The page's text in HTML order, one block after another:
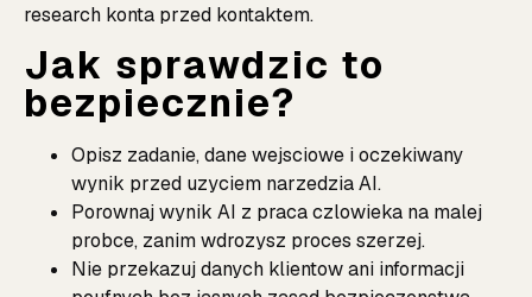
research konta przed kontaktem.
Jak sprawdzic to
bezpiecznie?
Opisz zadanie, dane wejsciowe i oczekiwany
wynik przed uzyciem narzedzia AI.
Porownaj wynik AI z praca czlowieka na malej
probce, zanim wdrozysz proces szerzej.
Nie przekazuj danych klientow ani informacji